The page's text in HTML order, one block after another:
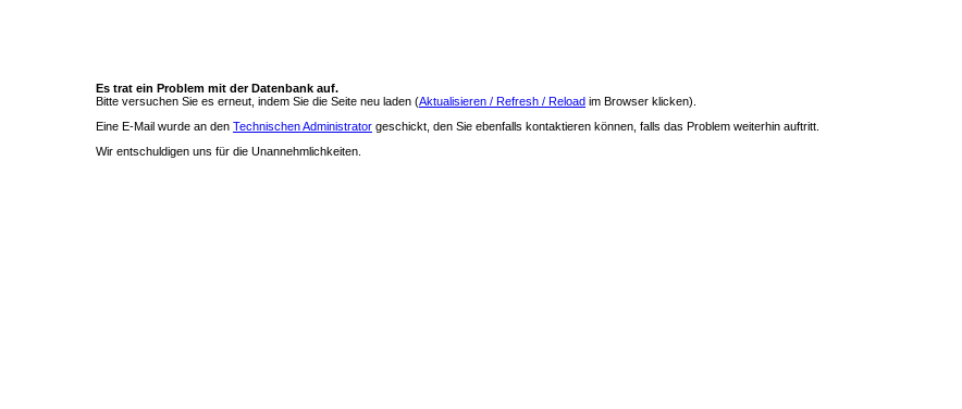
Es trat ein Problem mit der Datenbank auf.
Bitte versuchen Sie es erneut, indem Sie die Seite neu laden (Aktualisieren / Refresh / Reload im Browser klicken).
Eine E-Mail wurde an den Technischen Administrator geschickt, den Sie ebenfalls kontaktieren können, falls das Problem weiterhin auftritt.
Wir entschuldigen uns für die Unannehmlichkeiten.